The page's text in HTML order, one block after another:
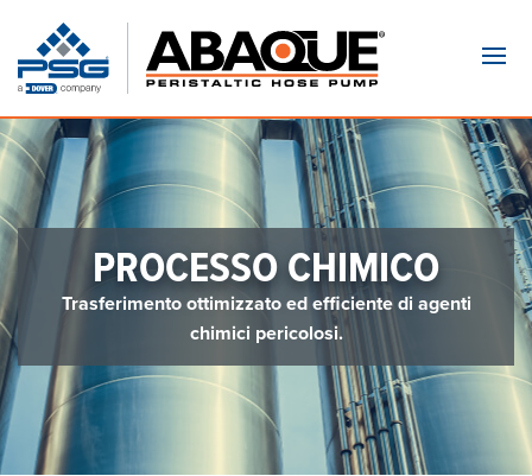
PROCESSO CHIMICO
Trasferimento ottimizzato ed efficiente di agenti
chimici pericolosi.